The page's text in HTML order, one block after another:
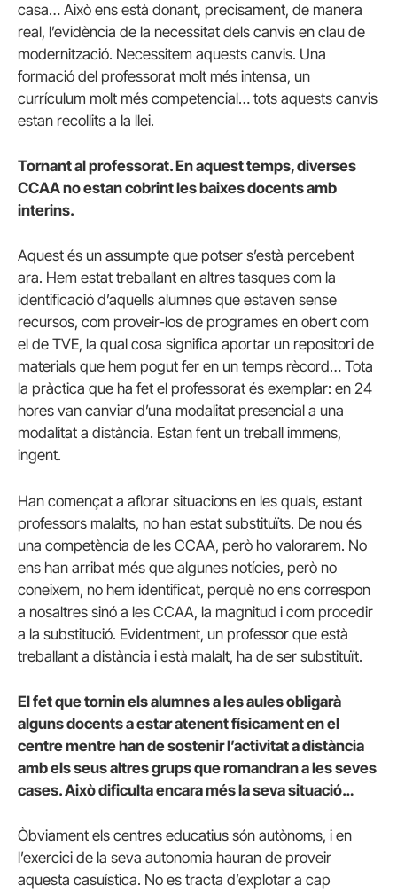
casa… Això ens està donant, precisament, de manera
real, l’evidència de la necessitat dels canvis en clau de
modernització. Necessitem aquests canvis. Una
formació del professorat molt més intensa, un
currículum molt més competencial… tots aquests canvis
estan recollits a la llei.
Tornant al professorat. En aquest temps, diverses
CCAA no estan cobrint les baixes docents amb
interins.
Aquest és un assumpte que potser s’està percebent
ara. Hem estat treballant en altres tasques com la
identificació d’aquells alumnes que estaven sense
recursos, com proveir-los de programes en obert com
el de TVE, la qual cosa significa aportar un repositori de
materials que hem pogut fer en un temps rècord… Tota
la pràctica que ha fet el professorat és exemplar: en 24
hores van canviar d’una modalitat presencial a una
modalitat a distància. Estan fent un treball immens,
ingent.
Han començat a aflorar situacions en les quals, estant
professors malalts, no han estat substituïts. De nou és
una competència de les CCAA, però ho valorarem. No
ens han arribat més que algunes notícies, però no
coneixem, no hem identificat, perquè no ens correspon
a nosaltres sinó a les CCAA, la magnitud i com procedir
a la substitució. Evidentment, un professor que està
treballant a distància i està malalt, ha de ser substituït.
El fet que tornin els alumnes a les aules obligarà
alguns docents a estar atenent físicament en el
centre mentre han de sostenir l’activitat a distància
amb els seus altres grups que romandran a les seves
cases. Això dificulta encara més la seva situació…
Òbviament els centres educatius són autònoms, i en
l’exercici de la seva autonomia hauran de proveir
aquesta casuística. No es tracta d’explotar a cap